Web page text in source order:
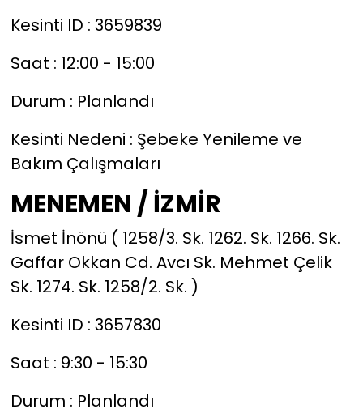
Kesinti ID : 3659839
Saat : 12:00 - 15:00
Durum : Planlandı
Kesinti Nedeni : Şebeke Yenileme ve
Bakım Çalışmaları
MENEMEN / İZMİR
İsmet İnönü ( 1258/3. Sk. 1262. Sk. 1266. Sk.
Gaffar Okkan Cd. Avcı Sk. Mehmet Çelik
Sk. 1274. Sk. 1258/2. Sk. )
Kesinti ID : 3657830
Saat : 9:30 - 15:30
Durum : Planlandı